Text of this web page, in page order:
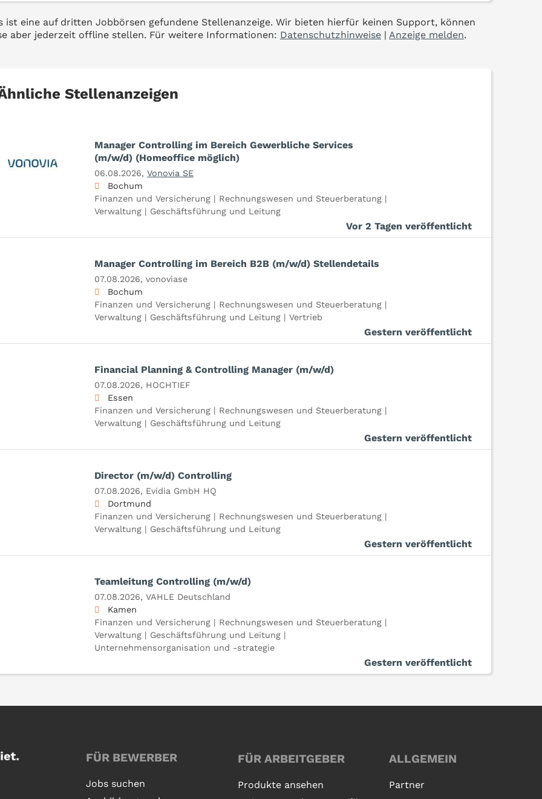
ist eine auf dritten Jobbörsen gefundene Stellenanzeige. Wir bieten hierfür keinen Support, können
aber jederzeit offline stellen. Für weitere Informationen: Datenschutzhinweise | Anzeige melden.
Stellenanzeigen
Manager Controlling im Bereich Gewerbliche Services
(m/w/d) (Homeoffice möglich)
06.08.2026, Vonovia SE
Bochum
Finanzen und Versicherung | Rechnungswesen und Steuerberatung |
Verwaltung | Geschäftsführung und Leitung
Vor 2 Tagen veröffentlicht
Manager Controlling im Bereich B2B (m/w/d) Stellendetails
07.08.2026, vonoviase
Bochum
Finanzen und Versicherung | Rechnungswesen und Steuerberatung |
Verwaltung | Geschäftsführung und Leitung | Vertrieb
Gestern veröffentlicht
Financial Planning & Controlling Manager (m/w/d)
07.08.2026, HOCHTIEF
Essen
Finanzen und Versicherung | Rechnungswesen und Steuerberatung |
Verwaltung | Geschäftsführung und Leitung
Gestern veröffentlicht
Director (m/w/d) Controlling
07.08.2026, Evidia GmbH HQ
Dortmund
Finanzen und Versicherung | Rechnungswesen und Steuerberatung |
Verwaltung | Geschäftsführung und Leitung
Gestern veröffentlicht
Teamleitung Controlling (m/w/d)
07.08.2026, VAHLE Deutschland
Kamen
Finanzen und Versicherung | Rechnungswesen und Steuerberatung |
Verwaltung | Geschäftsführung und Leitung |
Unternehmensorganisation und -strategie
Gestern veröffentlicht
FÜR BEWERBER
Jobs suchen
FÜR ARBEITGEBER
Produkte ansehen
ALLGEMEIN
Partner